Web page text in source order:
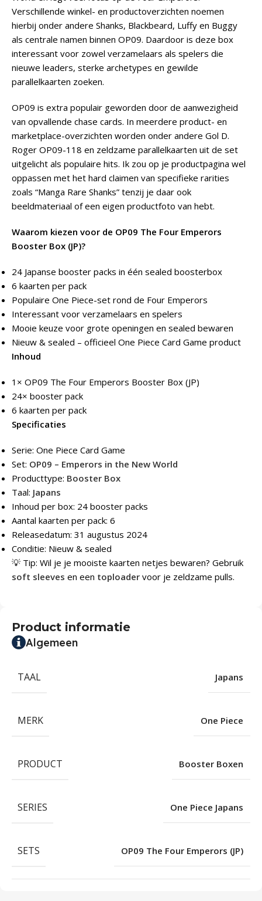
Verschillende winkel- en productoverzichten noemen
hierbij onder andere Shanks, Blackbeard, Luffy en Buggy
als centrale namen binnen OP09. Daardoor is deze box
interessant voor zowel verzamelaars als spelers die
nieuwe leaders, sterke archetypes en gewilde
parallelkaarten zoeken.
OP09 is extra populair geworden door de aanwezigheid
van opvallende chase cards. In meerdere product- en
marketplace-overzichten worden onder andere Gol D.
Roger OP09-118 en zeldzame parallelkaarten uit de set
uitgelicht als populaire hits. Ik zou op je productpagina wel
oppassen met het hard claimen van specifieke rarities
zoals “Manga Rare Shanks” tenzij je daar ook
beeldmateriaal of een eigen productfoto van hebt.
Waarom kiezen voor de OP09 The Four Emperors
Booster Box (JP)?
24 Japanse booster packs in één sealed boosterbox
6 kaarten per pack
Populaire One Piece-set rond de Four Emperors
Interessant voor verzamelaars en spelers
Mooie keuze voor grote openingen en sealed bewaren
Nieuw & sealed – officieel One Piece Card Game product
Inhoud
1× OP09 The Four Emperors Booster Box (JP)
24× booster pack
6 kaarten per pack
Specificaties
Serie: One Piece Card Game
Set: OP09 – Emperors in the New World
Producttype: Booster Box
Taal: Japans
Inhoud per box: 24 booster packs
Aantal kaarten per pack: 6
Releasedatum: 31 augustus 2024
Conditie: Nieuw & sealed
💡 Tip: Wil je je mooiste kaarten netjes bewaren? Gebruik
soft sleeves en een toploader voor je zeldzame pulls.
Product informatie
Algemeen
TAAL Japans
MERK One Piece
PRODUCT Booster Boxen
SERIES One Piece Japans
SETS OP09 The Four Emperors (JP)